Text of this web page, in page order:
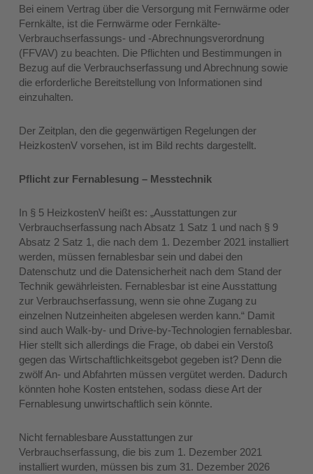
Bei einem Vertrag über die Versorgung mit Fernwärme oder
Fernkälte, ist die Fernwärme oder Fernkälte-
Verbrauchserfassungs- und -Abrechnungsverordnung
(FFVAV) zu beachten. Die Pflichten und Bestimmungen in
Bezug auf die Verbrauchserfassung und Abrechnung sowie
die erforderliche Bereitstellung von Informationen sind
einzuhalten.
Der Zeitplan, den die gegenwärtigen Regelungen der
HeizkostenV vorsehen, ist im Bild rechts dargestellt.
Pflicht zur Fernablesung – Messtechnik
In § 5 HeizkostenV heißt es: „Ausstattungen zur
Verbrauchserfassung nach Absatz 1 Satz 1 und nach § 9
Absatz 2 Satz 1, die nach dem 1. Dezember 2021 installiert
werden, müssen fernablesbar sein und dabei den
Datenschutz und die Datensicherheit nach dem Stand der
Technik gewährleisten. Fernablesbar ist eine Ausstattung
zur Verbrauchserfassung, wenn sie ohne Zugang zu
einzelnen Nutzeinheiten abgelesen werden kann.“ Damit
sind auch Walk-by- und Drive-by-Technologien fernablesbar.
Hier stellt sich allerdings die Frage, ob dabei ein Verstoß
gegen das Wirtschaftlichkeitsgebot gegeben ist? Denn die
zwölf An- und Abfahrten müssen vergütet werden. Dadurch
könnten hohe Kosten entstehen, sodass diese Art der
Fernablesung unwirtschaftlich sein könnte.
Nicht fernablesbare Ausstattungen zur
Verbrauchserfassung, die bis zum 1. Dezember 2021
installiert wurden, müssen bis zum 31. Dezember 2026